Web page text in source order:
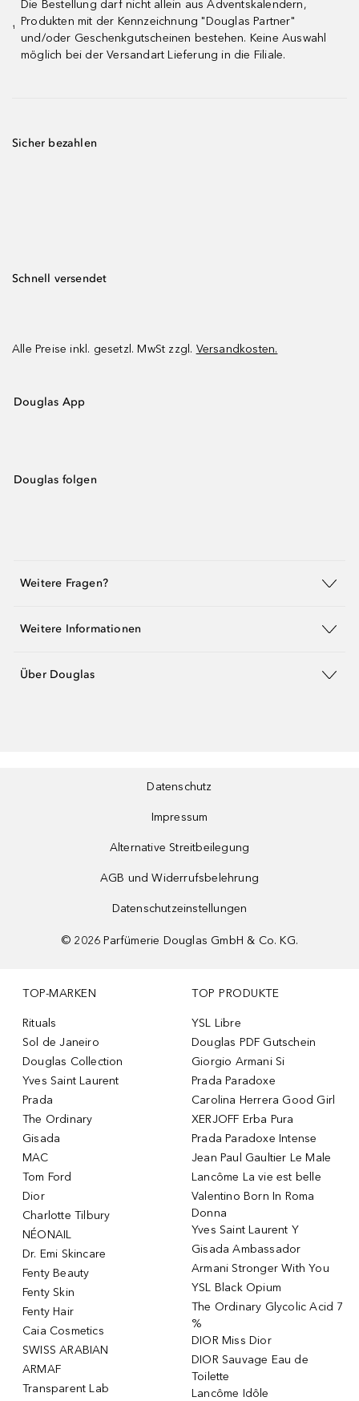
¹
Die Bestellung darf nicht allein aus Adventskalendern,
Produkten mit der Kennzeichnung "Douglas Partner"
und/oder Geschenkgutscheinen bestehen. Keine Auswahl
möglich bei der Versandart Lieferung in die Filiale.
Sicher bezahlen
Schnell versendet
Alle Preise inkl. gesetzl. MwSt zzgl. Versandkosten.
Douglas App
Douglas folgen
Weitere Fragen?
Weitere Informationen
Über Douglas
Datenschutz
Impressum
Alternative Streitbeilegung
AGB und Widerrufsbelehrung
Datenschutzeinstellungen
© 2026 Parfümerie Douglas GmbH & Co. KG.
TOP-MARKEN
Rituals
Sol de Janeiro
Douglas Collection
Yves Saint Laurent
Prada
The Ordinary
Gisada
MAC
Tom Ford
Dior
Charlotte Tilbury
NÉONAIL
Dr. Emi Skincare
Fenty Beauty
Fenty Skin
Fenty Hair
Caia Cosmetics
SWISS ARABIAN
ARMAF
Transparent Lab
TOP PRODUKTE
YSL Libre
Douglas PDF Gutschein
Giorgio Armani Si
Prada Paradoxe
Carolina Herrera Good Girl
XERJOFF Erba Pura
Prada Paradoxe Intense
Jean Paul Gaultier Le Male
Lancôme La vie est belle
Valentino Born In Roma
Donna
Yves Saint Laurent Y
Gisada Ambassador
Armani Stronger With You
YSL Black Opium
The Ordinary Glycolic Acid 7
%
DIOR Miss Dior
DIOR Sauvage Eau de
Toilette
Lancôme Idôle